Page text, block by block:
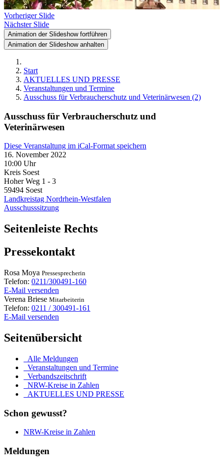
Vorheriger Slide
Nächster Slide
Animation der Slideshow fortführen
Animation der Slideshow anhalten
Start
AKTUELLES UND PRESSE
Veranstaltungen und Termine
Ausschuss für Verbraucherschutz und Veterinärwesen (2)
Ausschuss für Verbraucherschutz und
Veterinärwesen
Diese Veranstaltung im iCal-Format speichern
16. November 2022
10:00 Uhr
Kreis Soest
Hoher Weg 1 - 3
59494 Soest
Landkreistag Nordrhein-Westfalen
Ausschusssitzung
Seitenleiste Rechts
Pressekontakt
Rosa Moya Pressesprecherin
Telefon: 0211/300491-160
E-Mail versenden
Verena Briese Mitarbeiterin
Telefon: 0211 / 300491-161
E-Mail versenden
Seitenübersicht
Alle Meldungen
Veranstaltungen und Termine
Verbandszeitschrift
NRW-Kreise in Zahlen
AKTUELLES UND PRESSE
Schon gewusst?
NRW-Kreise in Zahlen
Meldungen